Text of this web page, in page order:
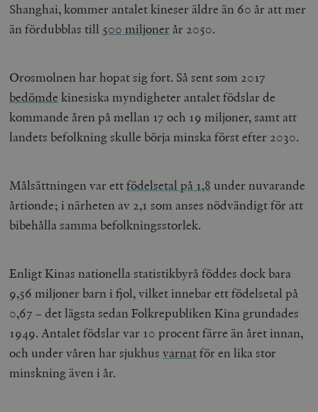
Shanghai, kommer antalet kineser äldre än 60 år att mer
än fördubblas till 500 miljoner år 2050.
Orosmolnen har hopat sig fort. Så sent som 2017
bedömde kinesiska myndigheter antalet födslar de
kommande åren på mellan 17 och 19 miljoner, samt att
landets befolkning skulle börja minska först efter 2030.
Målsättningen var ettfödelsetal på 1,8 under nuvarande
årtionde; i närheten av 2,1 som anses nödvändigt för att
bibehålla samma befolkningsstorlek.
Enligt Kinas nationella statistikbyrå föddes dock bara
9,56 miljoner barn i fjol, vilket innebar ett födelsetal på
0,67 – det lägsta sedan Folkrepubliken Kina grundades
1949. Antalet födslar var 10 procent färre än året innan,
och under våren har sjukhusvarnatför en lika stor
minskning även i år.